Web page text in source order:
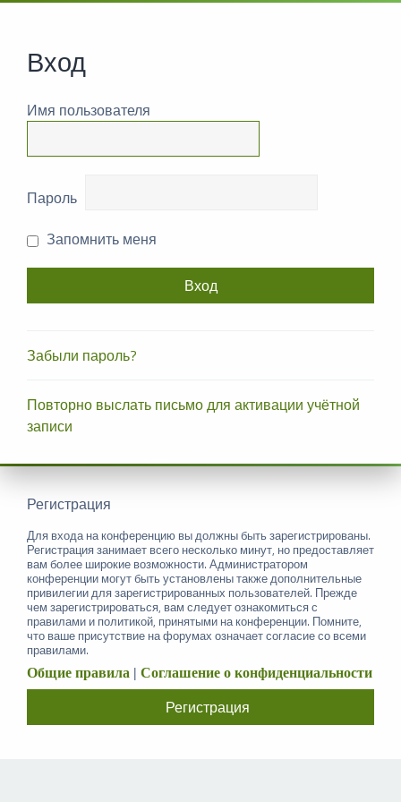
Вход
Имя пользователя
Пароль
Запомнить меня
Забыли пароль?
Повторно выслать письмо для активации учётной
записи
Регистрация
Для входа на конференцию вы должны быть зарегистрированы.
Регистрация занимает всего несколько минут, но предоставляет
вам более широкие возможности. Администратором
конференции могут быть установлены также дополнительные
привилегии для зарегистрированных пользователей. Прежде
чем зарегистрироваться, вам следует ознакомиться с
правилами и политикой, принятыми на конференции. Помните,
что ваше присутствие на форумах означает согласие со всеми
правилами.
Общие правила | Соглашение о конфиденциальности
Регистрация